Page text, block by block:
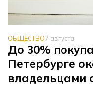
ОБЩЕСТВО7 августа
До 30%
Петербурге
владельцами